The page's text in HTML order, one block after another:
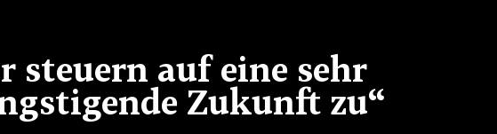
steuern auf eine sehr
Zukunft zu“